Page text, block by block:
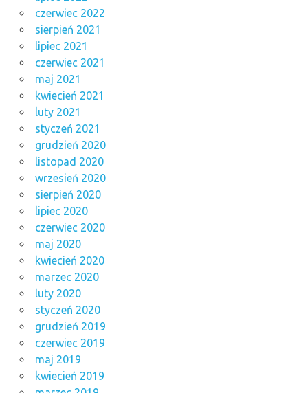
czerwiec 2022
sierpień 2021
lipiec 2021
czerwiec 2021
maj 2021
kwiecień 2021
luty 2021
styczeń 2021
grudzień 2020
listopad 2020
wrzesień 2020
sierpień 2020
lipiec 2020
czerwiec 2020
maj 2020
kwiecień 2020
marzec 2020
luty 2020
styczeń 2020
grudzień 2019
czerwiec 2019
maj 2019
kwiecień 2019